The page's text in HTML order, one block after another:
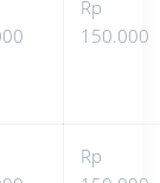
Rp
150.000
Rp